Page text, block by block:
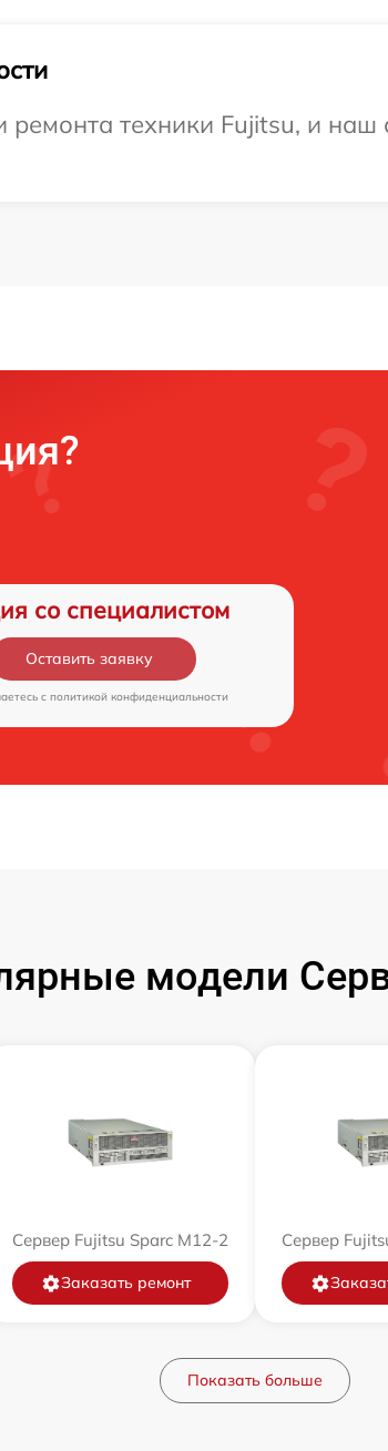
техники Fujitsu, и наш
со специалистом
Оставить заявку
c политикой конфиденциальности
модели
Сервер Fujitsu Sparc M12-2
Заказать ремонт
Сервер
Показать больше